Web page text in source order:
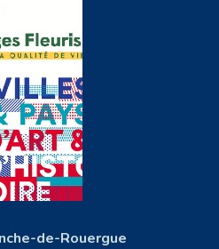
de-Rouergue